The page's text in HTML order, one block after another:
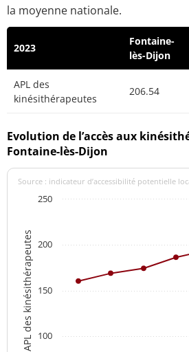
la moyenne nationale.
2023
Fontaine-
lès-Dijon
APL des
kinésithérapeutes
206.54
Evolution de l’accès aux
Fontaine-lès-Dijon
APL des kinésithérapeutes
Source : indicateur d’accessibilité potentielle
100
150
200
250